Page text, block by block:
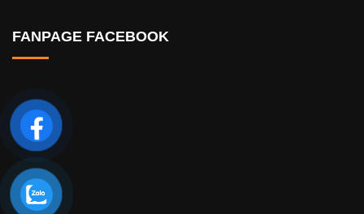
FANPAGE FACEBOOK